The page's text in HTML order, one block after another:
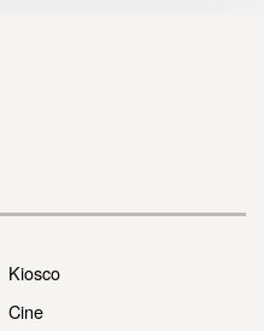
Kiosco
Cine